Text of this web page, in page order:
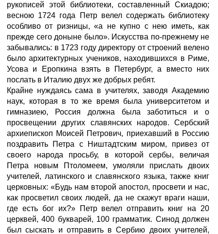
рукописей этой библиотеки, составленный Скиадою;
весною 1724 года Петр велел содержать библиотеку
особливо от ризницы, «а не купно с нею иметь, как
прежде сего доныне было». Искусства по-прежнему не
забывались: в 1723 году директору от строений велено
было архитектурных учеников, находившихся в Риме,
Усова и Еропкина взять в Петербург, а вместо них
послать в Италию двух же добрых ребят.
Крайне нуждаясь сама в учителях, заводя Академию
наук, которая в то же время была университетом и
гимназиею, Россия должна была заботиться и о
просвещении других славянских народов. Сербский
архиепископ Моисей Петрович, приехавший в Россию
поздравить Петра с Ништадтским миром, привез от
своего народа просьбу, в которой сербы, величая
Петра новым Птоломеем, умоляли прислать двоих
учителей, латинского и славянского языка, также книг
церковных: «Будь нам второй апостол, просвети и нас,
как просветил своих людей, да не скажут враги наши,
где есть бог их?» Петр велел отправить книг на 20
церквей, 400 букварей, 100 грамматик. Синод должен
был сыскать и отправить в Сербию двоих учителей,